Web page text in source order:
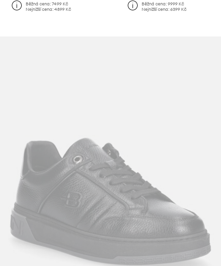
Běžná cena:7499 Kč
Nejnižší cena:4899 Kč
Běžná cena: 9999 Kč
Nejnižší cena: 6399 Kč